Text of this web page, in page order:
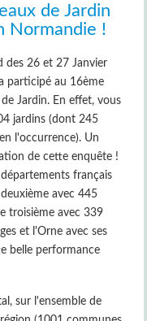
de Jardin
Normandie !
des 26 et 27 Janvier
participé au 16ème
Jardin. En effet, vous
jardins (dont 245
l'occurrence). Un
de cette enquête !
français
avec 445
troisième avec 339
et l'Orne avec ses
belle performance
sur l'ensemble de